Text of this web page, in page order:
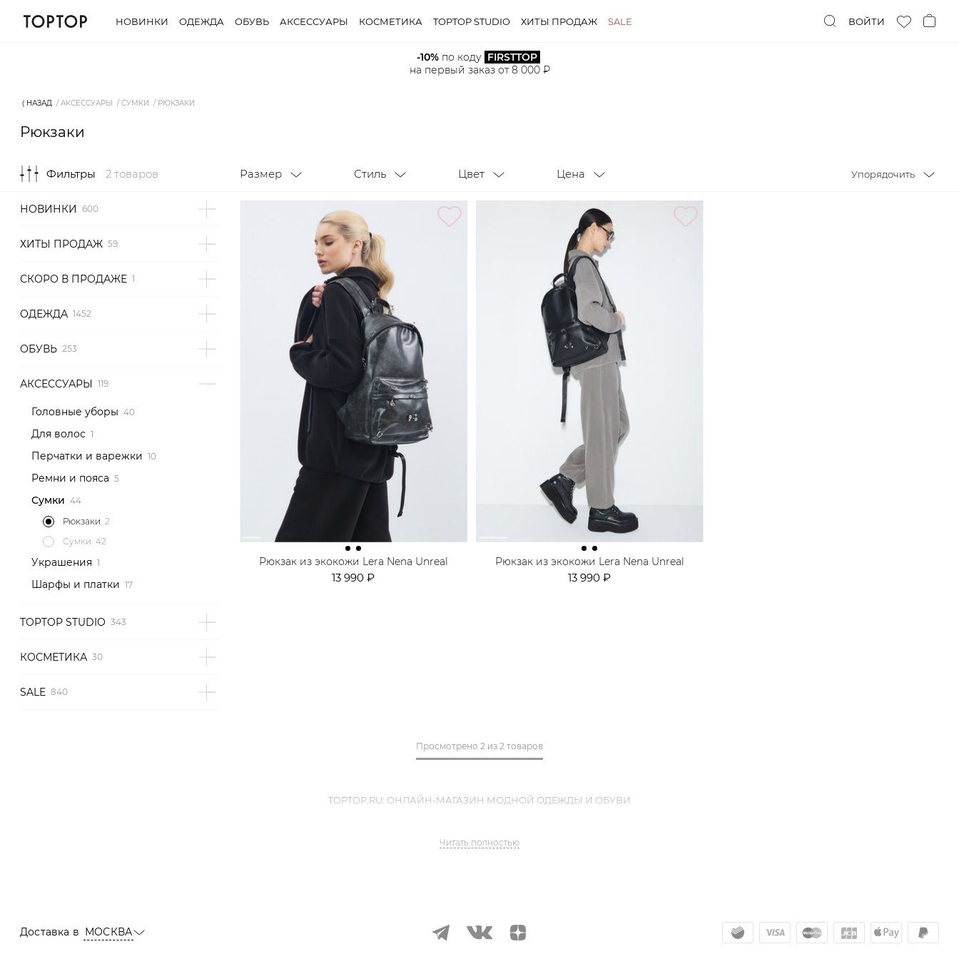
НОВИНКИ ОДЕЖДА ОБУВЬ АКСЕССУАРЫ КОСМЕТИКА TOPTOP STUDIO ХИТЫ ПРОДАЖ SALE ВОЙТИ
-10% по коду FIRSTTOP
на первый заказ от 8 000 ₽
⟨ НАЗАД АКСЕССУАРЫ СУМКИ РЮКЗАКИ
Рюкзаки
Фильтры 2 товаров Размер Стиль Цвет Цена Упорядочить
Цвет
НОВИНКИ
ХИТЫ ПРОДАЖ
СКОРО В ПРОДАЖЕ
ОДЕЖДА
ОБУВЬ
АКСЕССУАРЫ
Головные уборы
Для волос
Перчатки и варежки
Ремни и пояса
Сумки
Рюкзаки
Сумки
Украшения
Шарфы и платки
TOPTOP STUDIO
КОСМЕТИКА
SALE
Рюкзак из экокожи Lera Nena Unreal
13 990 ₽
Рюкзак из экокожи Lera Nena Unreal
13 990 ₽
Просмотрено 2 из 2 товаров
TOPTOP.RU: ОНЛАЙН-МАГАЗИН МОДНОЙ ОДЕЖДЫ И ОБУВИ
Читать полностью
Доставка в МОСКВА